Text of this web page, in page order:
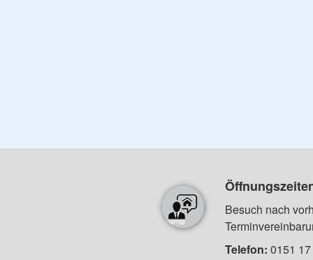
Besuch nach
Telefon: 0151